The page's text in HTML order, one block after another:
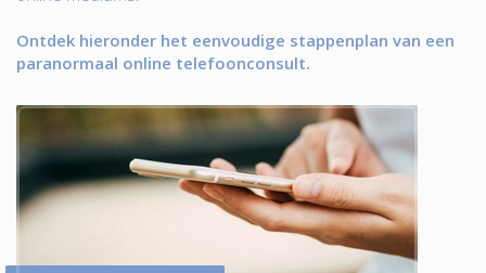
Ontdek hieronder het eenvoudige stappenplan van een
paranormaal online telefoonconsult.